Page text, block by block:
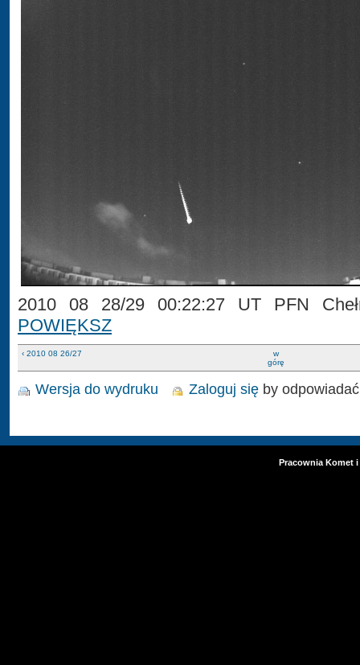
2010 08 28/29 00:22:27 UT PFN
POWIĘKSZ
‹ 2010 08 26/27
w
górę
Wersja do wydruku Zaloguj się by odpowiadać
Pracownia Komet